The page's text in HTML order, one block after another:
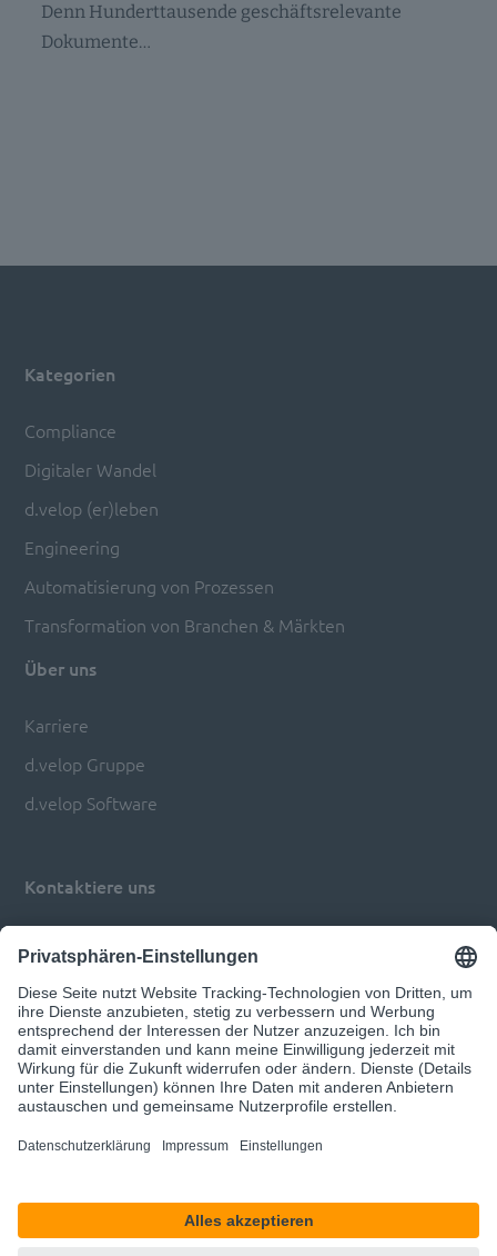
Denn Hunderttausende geschäftsrelevante
Dokumente…
Kategorien
Compliance
Digitaler Wandel
d.velop (er)leben
Engineering
Automatisierung von Prozessen
Transformation von Branchen & Märkten
Über uns
Karriere
d.velop Gruppe
d.velop Software
Kontaktiere uns
Impressum
Datenschutz
Privatsphären-Einstellungen anpassen